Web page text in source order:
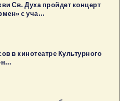
Св. Духа пройдет концерт
с уча…
в кинотеатре Культурного